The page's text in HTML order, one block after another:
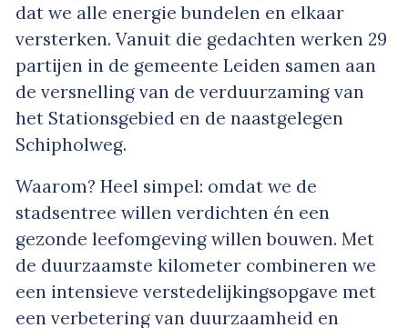
dat we alle energie bundelen en elkaar
versterken. Vanuit die gedachten werken 29
partijen in de gemeente Leiden samen aan
de versnelling van de verduurzaming van
het Stationsgebied en de naastgelegen
Schipholweg.
Waarom? Heel simpel: omdat we de
stadsentree willen verdichten én een
gezonde leefomgeving willen bouwen. Met
de duurzaamste kilometer combineren we
een intensieve verstedelijkingsopgave met
een verbetering van duurzaamheid en